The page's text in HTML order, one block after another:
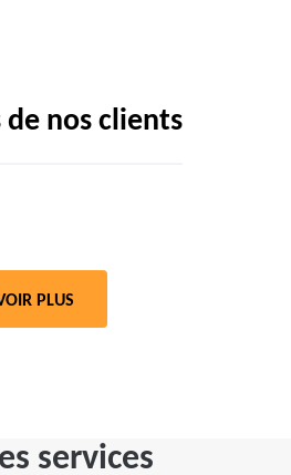
de nos clients
PLUS
services